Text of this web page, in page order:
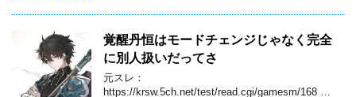
覚醒丹恒はモードチェンジじゃなく完全
に別人扱いだってさ
元スレ：
https://krsw.5ch.net/test/read.cgi/gamesm/168 …